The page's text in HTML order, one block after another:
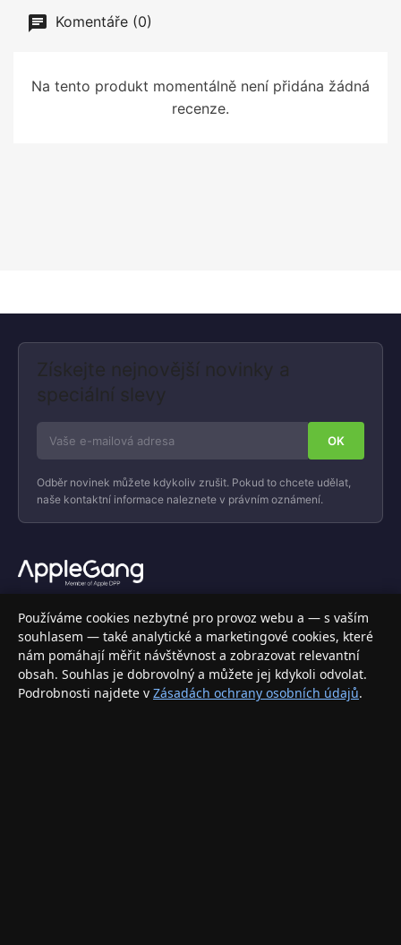
Komentáře (0)
Na tento produkt momentálně není přidána žádná
recenze.
Získejte nejnovější novinky a
speciální slevy
Odběr novinek můžete kdykoliv zrušit. Pokud to chcete udělat,
naše kontaktní informace naleznete v právním oznámení.
Váš specializovaný obchod s Apple produkty, příslušenstvím a
elektronikou. Nakupujte bezpečně a s jistotou.
INFORMACE
Doprava a doručení
Používáme cookies nezbytné pro provoz webu a — s vaším
souhlasem — také analytické a marketingové cookies, které
nám pomáhají měřit návštěvnost a zobrazovat relevantní
obsah. Souhlas je dobrovolný a můžete jej kdykoli odvolat.
Podrobnosti najdete v Zásadách ochrany osobních údajů.